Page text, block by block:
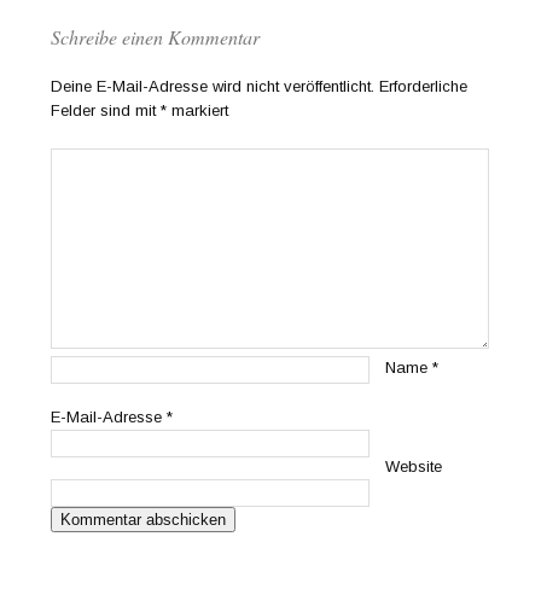
Schreibe einen Kommentar
Deine E-Mail-Adresse wird nicht veröffentlicht. Erforderliche
Felder sind mit* markiert
Name*
E-Mail-Adresse*
Website